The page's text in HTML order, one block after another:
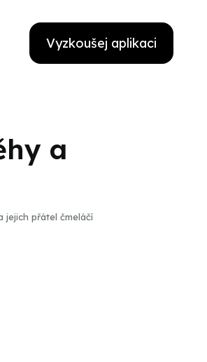
Vyzkoušej aplikaci
a
jejich přátel čmeláčí